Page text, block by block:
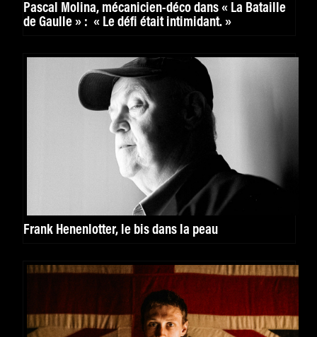
Pascal Molina, mécanicien-déco dans « La Bataille
de Gaulle » : « Le défi était intimidant. »
Frank Henenlotter, le bis dans la peau